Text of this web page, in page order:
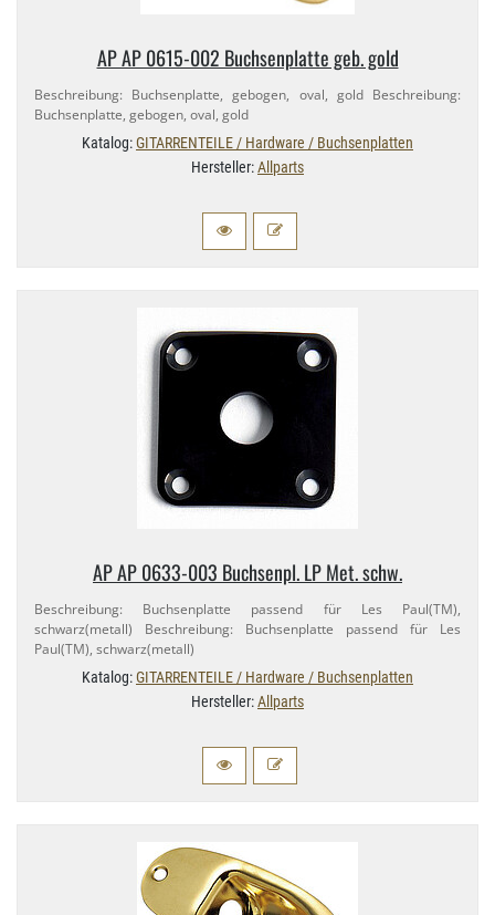
AP AP 0615-​002 Buchsenplatte geb. gold
Beschreibung: Buchsenplatte, gebogen, oval, gold Beschreibung:
Buchsenplatte, gebogen, oval, gold
Katalog:GITARRENTEILE / Hardware / Buchsenplatten
Hersteller:Allparts
AP AP 0633-​003 Buchsenpl. LP Met. schw.
Beschreibung: Buchsenplatte passend für Les Paul(TM),
schwarz(metall) Beschreibung: Buchsenplatte passend für Les
Paul(TM), schwarz(metall)
Katalog:GITARRENTEILE / Hardware / Buchsenplatten
Hersteller:Allparts